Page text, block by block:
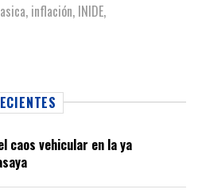
, inflación, INIDE,
caos vehicular en la ya